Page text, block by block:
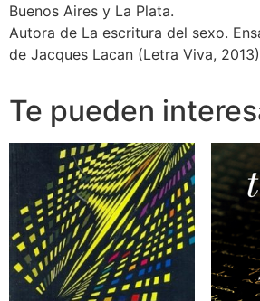
Buenos Aires y La Plata.
Autora de La escritura del sexo.
de Jacques Lacan (Letra Viva,
Te pueden